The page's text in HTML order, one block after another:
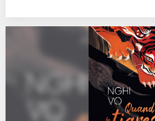
ou de dépaysement,...